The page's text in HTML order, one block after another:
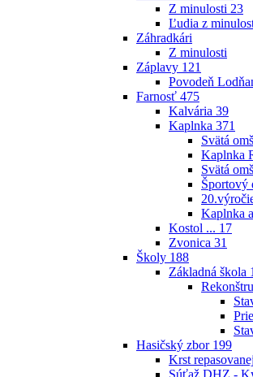
Z minulosti 23
Ľudia z
Záhradkári
Z minulosti
Záplavy 121
Povodeň
Farnosť 475
Kalvária 39
Kaplnka 371
Svätá
Kaplnka
Svätá
Športový
Kaplnka
Kostol ... 17
Zvonica 31
Školy 188
Základná škola
Hasičský zbor 199
Krst
Súťaž DHZ -